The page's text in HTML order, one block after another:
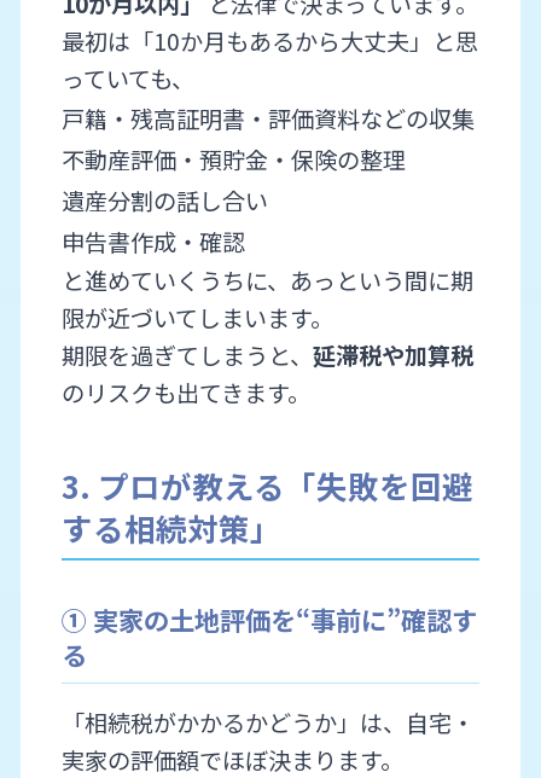
最初は「10か月もあるから大丈夫」と思
っていても、
戸籍・残高証明書・評価資料などの収集
不動産評価・預貯金・保険の整理
遺産分割の話し合い
申告書作成・確認
と進めていくうちに、あっという間に期
限が近づいてしまいます。
期限を過ぎてしまうと、 延滞税や加算税
のリスクも出てきます。
3. プロが教える「失敗を回避
する相続対策」
① 実家の土地評価を“事前に”確認す
る
「相続税がかかるかどうか」は、自宅・
実家の評価額でほぼ決まります。